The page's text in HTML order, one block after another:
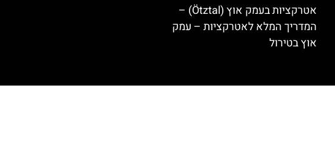
אטרקציות בעמק אוץ (Ötztal) –
המדריך המלא לאטרקציות – עמק
אוץ בטירול